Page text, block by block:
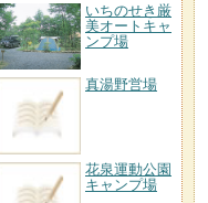
いちのせき厳
美オートキャ
ンプ場
真湯野営場
花泉運動公園
キャンプ場